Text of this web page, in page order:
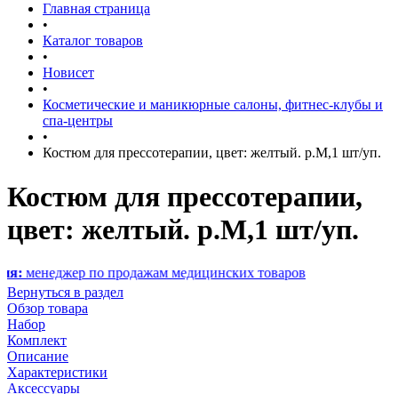
Главная страница
•
Каталог товаров
•
Новисет
•
Косметические и маникюрные салоны, фитнес-клубы и
спа-центры
•
Костюм для прессотерапии, цвет: желтый. р.М,1 шт/уп.
Костюм для прессотерапии,
цвет: желтый. р.М,1 шт/уп.
по продажам медицинских товаров
Вернуться в раздел
Обзор товара
Набор
Комплект
Описание
Характеристики
Аксессуары